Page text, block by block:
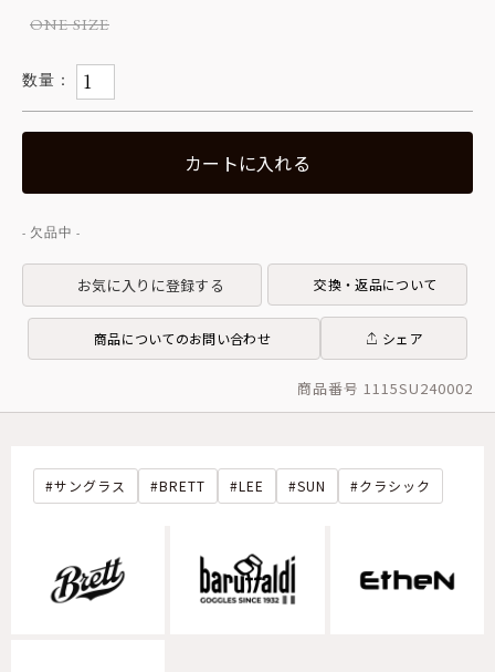
ONE SIZE
カートに入れる
お気に入りに登録する 交換・返品について
商品についてのお問い合わせ シェア
商品番号 1115SU240002
サングラス BRETT LEE SUN クラシック